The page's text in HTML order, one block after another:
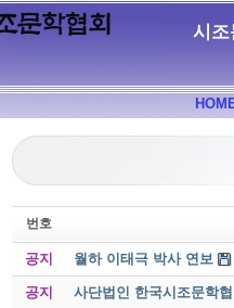
시조
번호
공지 월하 이태극 박사 연보
공지 사단법인 한국시조문학